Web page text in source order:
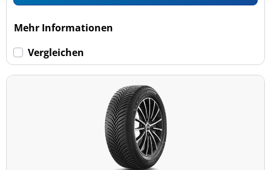
Mehr Informationen
Vergleichen